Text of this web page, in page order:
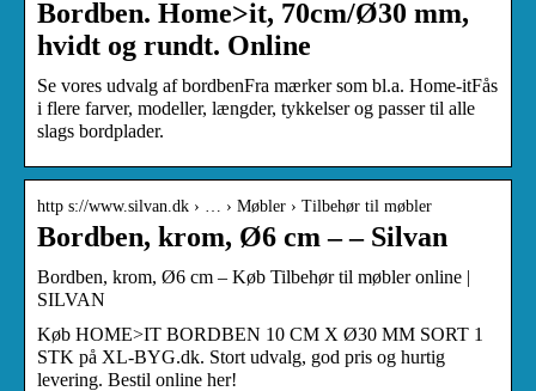
Bordben. Home>it, 70cm/Ø30 mm,
hvidt og rundt. Online
Se vores udvalg af bordbenFra mærker som bl.a. Home-itFås
i flere farver, modeller, længder, tykkelser og passer til alle
slags bordplader.
http s://www.silvan.dk › … › Møbler › Tilbehør til møbler
Bordben, krom, Ø6 cm – – Silvan
Bordben, krom, Ø6 cm – Køb Tilbehør til møbler online |
SILVAN
Køb HOME>IT BORDBEN 10 CM X Ø30 MM SORT 1
STK på XL-BYG.dk. Stort udvalg, god pris og hurtig
levering. Bestil online her!